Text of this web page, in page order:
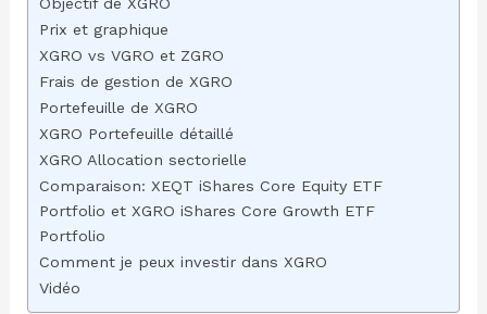
Prix et graphique
XGRO vs VGRO et ZGRO
Frais de gestion de XGRO
Portefeuille de XGRO
XGRO Portefeuille détaillé
XGRO Allocation sectorielle
Comparaison: XEQT iShares Core Equity ETF
Portfolio et XGRO iShares Core Growth ETF
Portfolio
Comment je peux investir dans XGRO
Vidéo